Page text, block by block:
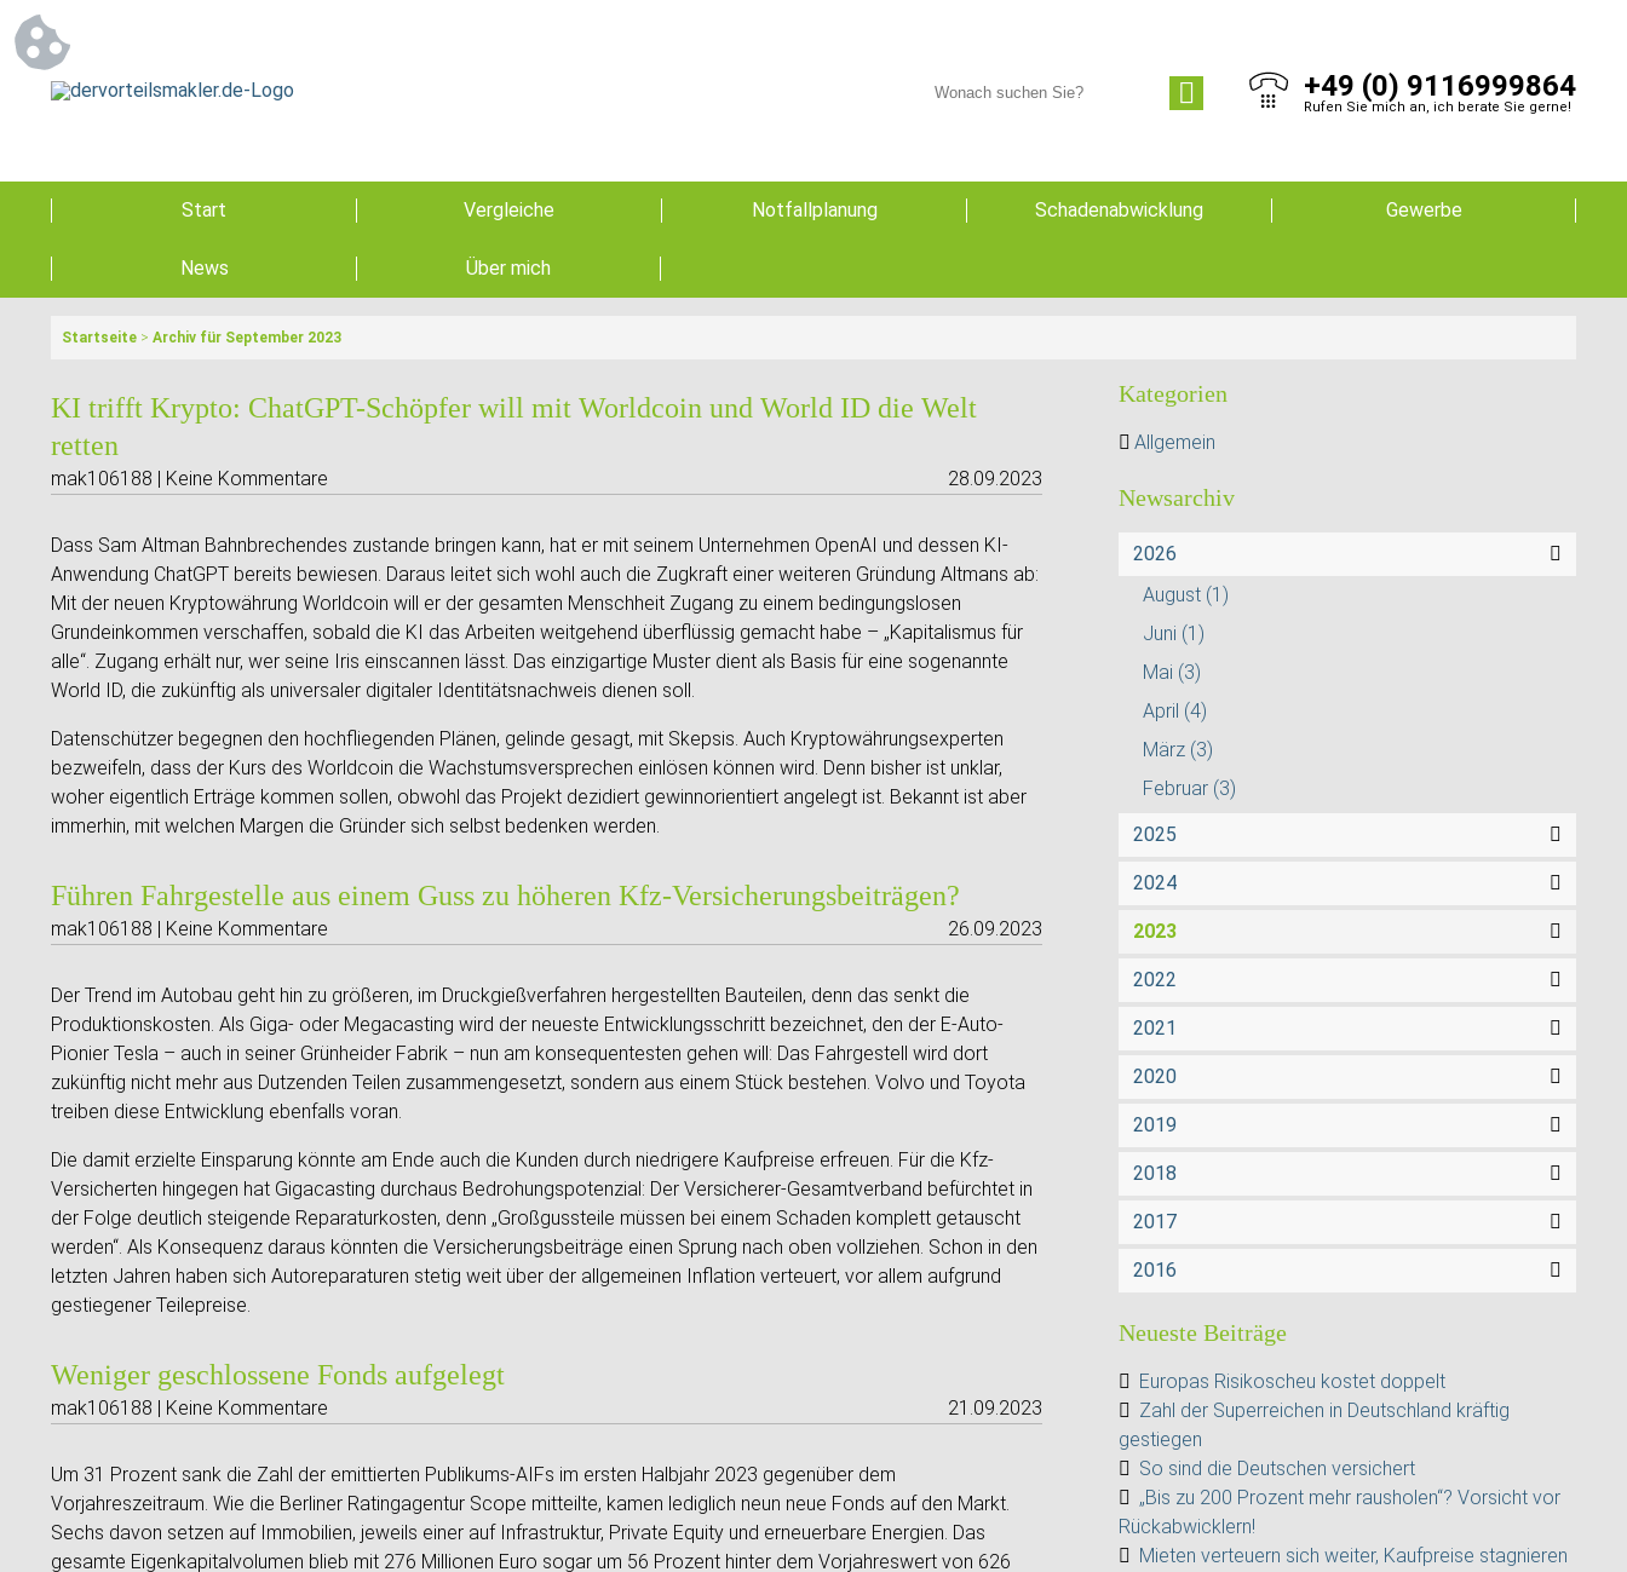
+49 (0) 9116999864
Rufen Sie mich an, ich berate Sie gerne!
Start Vergleiche Notfallplanung Schadenabwicklung Gewerbe
News Über mich
Startseite > Archiv für September 2023
KI trifft Krypto: ChatGPT-Schöpfer will mit Worldcoin und World ID die Welt
retten
mak106188 | Keine Kommentare 28.09.2023
Dass Sam Altman Bahnbrechendes zustande bringen kann, hat er mit seinem Unternehmen OpenAI und dessen KI-
Anwendung ChatGPT bereits bewiesen. Daraus leitet sich wohl auch die Zugkraft einer weiteren Gründung Altmans ab:
Mit der neuen Kryptowährung Worldcoin will er der gesamten Menschheit Zugang zu einem bedingungslosen
Grundeinkommen verschaffen, sobald die KI das Arbeiten weitgehend überflüssig gemacht habe – „Kapitalismus für
alle“. Zugang erhält nur, wer seine Iris einscannen lässt. Das einzigartige Muster dient als Basis für eine sogenannte
World ID, die zukünftig als universaler digitaler Identitätsnachweis dienen soll.
Datenschützer begegnen den hochfliegenden Plänen, gelinde gesagt, mit Skepsis. Auch Kryptowährungsexperten
bezweifeln, dass der Kurs des Worldcoin die Wachstumsversprechen einlösen können wird. Denn bisher ist unklar,
woher eigentlich Erträge kommen sollen, obwohl das Projekt dezidiert gewinnorientiert angelegt ist. Bekannt ist aber
immerhin, mit welchen Margen die Gründer sich selbst bedenken werden.
Führen Fahrgestelle aus einem Guss zu höheren Kfz-Versicherungsbeiträgen?
mak106188 | Keine Kommentare 26.09.2023
Der Trend im Autobau geht hin zu größeren, im Druckgießverfahren hergestellten Bauteilen, denn das senkt die
Produktionskosten. Als Giga- oder Megacasting wird der neueste Entwicklungsschritt bezeichnet, den der E-Auto-
Pionier Tesla – auch in seiner Grünheider Fabrik – nun am konsequentesten gehen will: Das Fahrgestell wird dort
zukünftig nicht mehr aus Dutzenden Teilen zusammengesetzt, sondern aus einem Stück bestehen. Volvo und Toyota
treiben diese Entwicklung ebenfalls voran.
Die damit erzielte Einsparung könnte am Ende auch die Kunden durch niedrigere Kaufpreise erfreuen. Für die Kfz-
Versicherten hingegen hat Gigacasting durchaus Bedrohungspotenzial: Der Versicherer-Gesamtverband befürchtet in
der Folge deutlich steigende Reparaturkosten, denn „Großgussteile müssen bei einem Schaden komplett getauscht
werden“. Als Konsequenz daraus könnten die Versicherungsbeiträge einen Sprung nach oben vollziehen. Schon in den
letzten Jahren haben sich Autoreparaturen stetig weit über der allgemeinen Inflation verteuert, vor allem aufgrund
gestiegener Teilepreise.
Weniger geschlossene Fonds aufgelegt
mak106188 | Keine Kommentare 21.09.2023
Um 31 Prozent sank die Zahl der emittierten Publikums-AIFs im ersten Halbjahr 2023 gegenüber dem
Vorjahreszeitraum. Wie die Berliner Ratingagentur Scope mitteilte, kamen lediglich neun neue Fonds auf den Markt.
Sechs davon setzen auf Immobilien, jeweils einer auf Infrastruktur, Private Equity und erneuerbare Energien. Das
gesamte Eigenkapitalvolumen blieb mit 276 Millionen Euro sogar um 56 Prozent hinter dem Vorjahreswert von 626
Kategorien
Allgemein
Newsarchiv
2026
August (1)
Juni (1)
Mai (3)
April (4)
März (3)
Februar (3)
2025
2024
2023
2022
2021
2020
2019
2018
2017
2016
Neueste Beiträge
Europas Risikoscheu kostet doppelt
Zahl der Superreichen in Deutschland kräftig
gestiegen
So sind die Deutschen versichert
„Bis zu 200 Prozent mehr rausholen“? Vorsicht vor
Rückabwicklern!
Mieten verteuern sich weiter, Kaufpreise stagnieren